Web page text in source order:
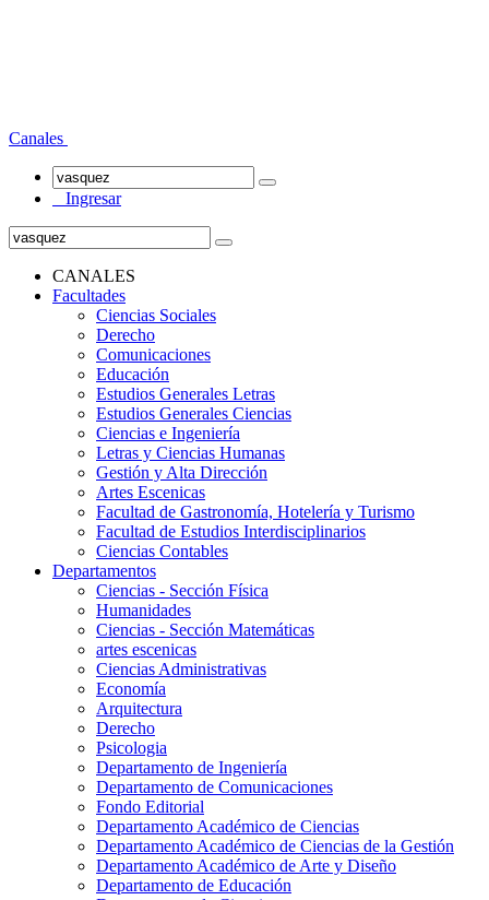
Canales
Ingresar
CANALES
Facultades
Ciencias Sociales
Derecho
Comunicaciones
Educación
Estudios Generales Letras
Estudios Generales Ciencias
Ciencias e Ingeniería
Letras y Ciencias Humanas
Gestión y Alta Dirección
Artes Escenicas
Facultad de Gastronomía, Hotelería y Turismo
Facultad de Estudios Interdisciplinarios
Ciencias Contables
Departamentos
Ciencias - Sección Física
Humanidades
Ciencias - Sección Matemáticas
artes escenicas
Ciencias Administrativas
Economía
Arquitectura
Derecho
Psicologia
Departamento de Ingeniería
Departamento de Comunicaciones
Fondo Editorial
Departamento Académico de Ciencias
Departamento Académico de Ciencias de la Gestión
Departamento Académico de Arte y Diseño
Departamento de Educación